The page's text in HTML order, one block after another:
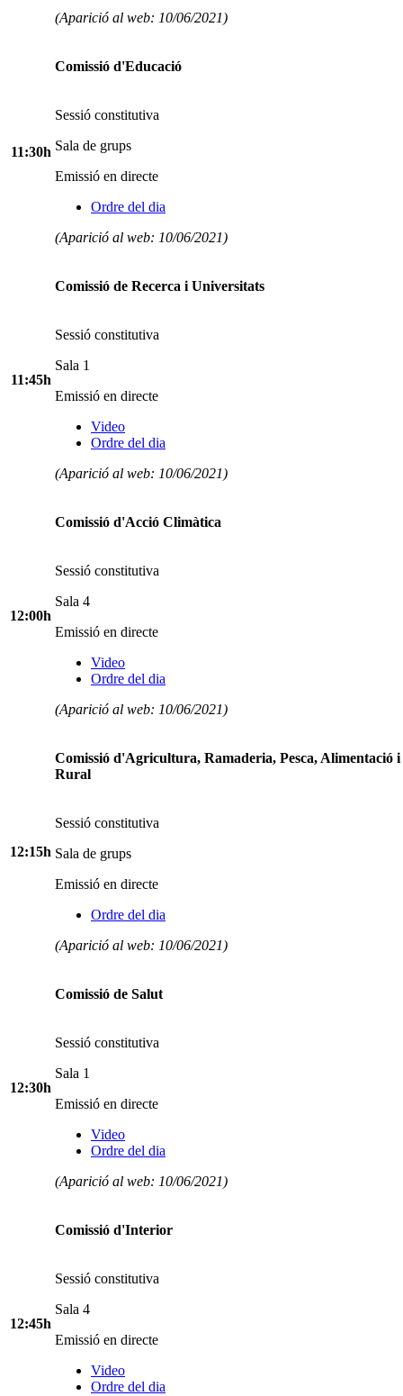
(Aparició al web: 10/06/2021)
11:30h
Comissió d'Educació
Sessió constitutiva
Sala de grups
Emissió en directe
Ordre del dia
(Aparició al web: 10/06/2021)
11:45h
Comissió de Recerca i Universitats
Sessió constitutiva
Sala 1
Emissió en directe
Video
Ordre del dia
(Aparició al web: 10/06/2021)
12:00h
Comissió d'Acció Climàtica
Sessió constitutiva
Sala 4
Emissió en directe
Video
Ordre del dia
(Aparició al web: 10/06/2021)
12:15h
Comissió d'Agricultura, Ramaderia, Pesca, Alimentació
Rural
Sessió constitutiva
Sala de grups
Emissió en directe
Ordre del dia
(Aparició al web: 10/06/2021)
12:30h
Comissió de Salut
Sessió constitutiva
Sala 1
Emissió en directe
Video
Ordre del dia
(Aparició al web: 10/06/2021)
12:45h
Comissió d'Interior
Sessió constitutiva
Sala 4
Emissió en directe
Video
Ordre del dia